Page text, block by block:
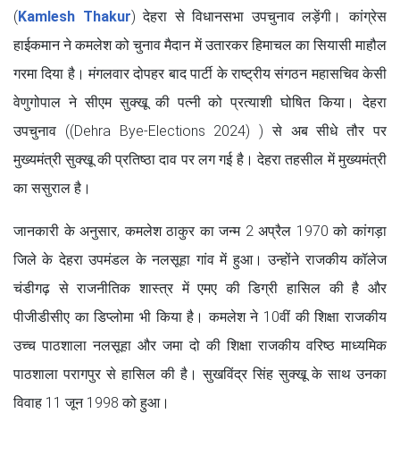
(Kamlesh Thakur) देहरा से विधानसभा उपचुनाव लड़ेंगी। कांग्रेस
हाईकमान ने कमलेश को चुनाव मैदान में उतारकर हिमाचल का सियासी माहौल
गरमा दिया है। मंगलवार दोपहर बाद पार्टी के राष्ट्रीय संगठन महासचिव केसी
वेणुगोपाल ने सीएम सुक्खू की पत्नी को प्रत्याशी घोषित किया। देहरा
उपचुनाव ((Dehra Bye-Elections 2024) ) से अब सीधे तौर पर
मुख्यमंत्री सुक्खू की प्रतिष्ठा दाव पर लग गई है। देहरा तहसील में मुख्यमंत्री
का ससुराल है।
जानकारी के अनुसार, कमलेश ठाकुर का जन्म 2 अप्रैल 1970 को कांगड़ा
जिले के देहरा उपमंडल के नलसूहा गांव में हुआ। उन्होंने राजकीय कॉलेज
चंडीगढ़ से राजनीतिक शास्त्र में एमए की डिग्री हासिल की है और
पीजीडीसीए का डिप्लोमा भी किया है। कमलेश ने 10वीं की शिक्षा राजकीय
उच्च पाठशाला नलसूहा और जमा दो की शिक्षा राजकीय वरिष्ठ माध्यमिक
पाठशाला परागपुर से हासिल की है। सुखविंद्र सिंह सुक्खू के साथ उनका
विवाह 11 जून 1998 को हुआ।